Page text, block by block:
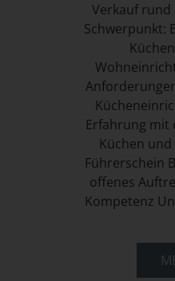
Verkauf rund
Schwerpunkt:
Erfahrung mit
Küchen
Führerschein
offenes
Kompetenz